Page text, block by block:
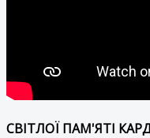
СВІТЛОЇ ПАМ'ЯТІ